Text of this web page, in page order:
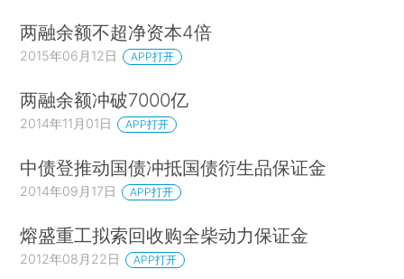
两融余额不超净资本4倍
2015年06月12日 APP打开
两融余额冲破7000亿
2014年11月01日 APP打开
中债登推动国债冲抵国债衍生品保证金
2014年09月17日 APP打开
熔盛重工拟索回收购全柴动力保证金
2012年08月22日 APP打开